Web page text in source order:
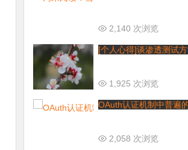
2,140 次浏览
[个人心得]谈渗透测试
1,925 次浏览
OAuth认证机制中普遍
2,058 次浏览